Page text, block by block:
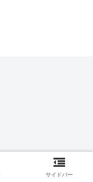
サイドバー